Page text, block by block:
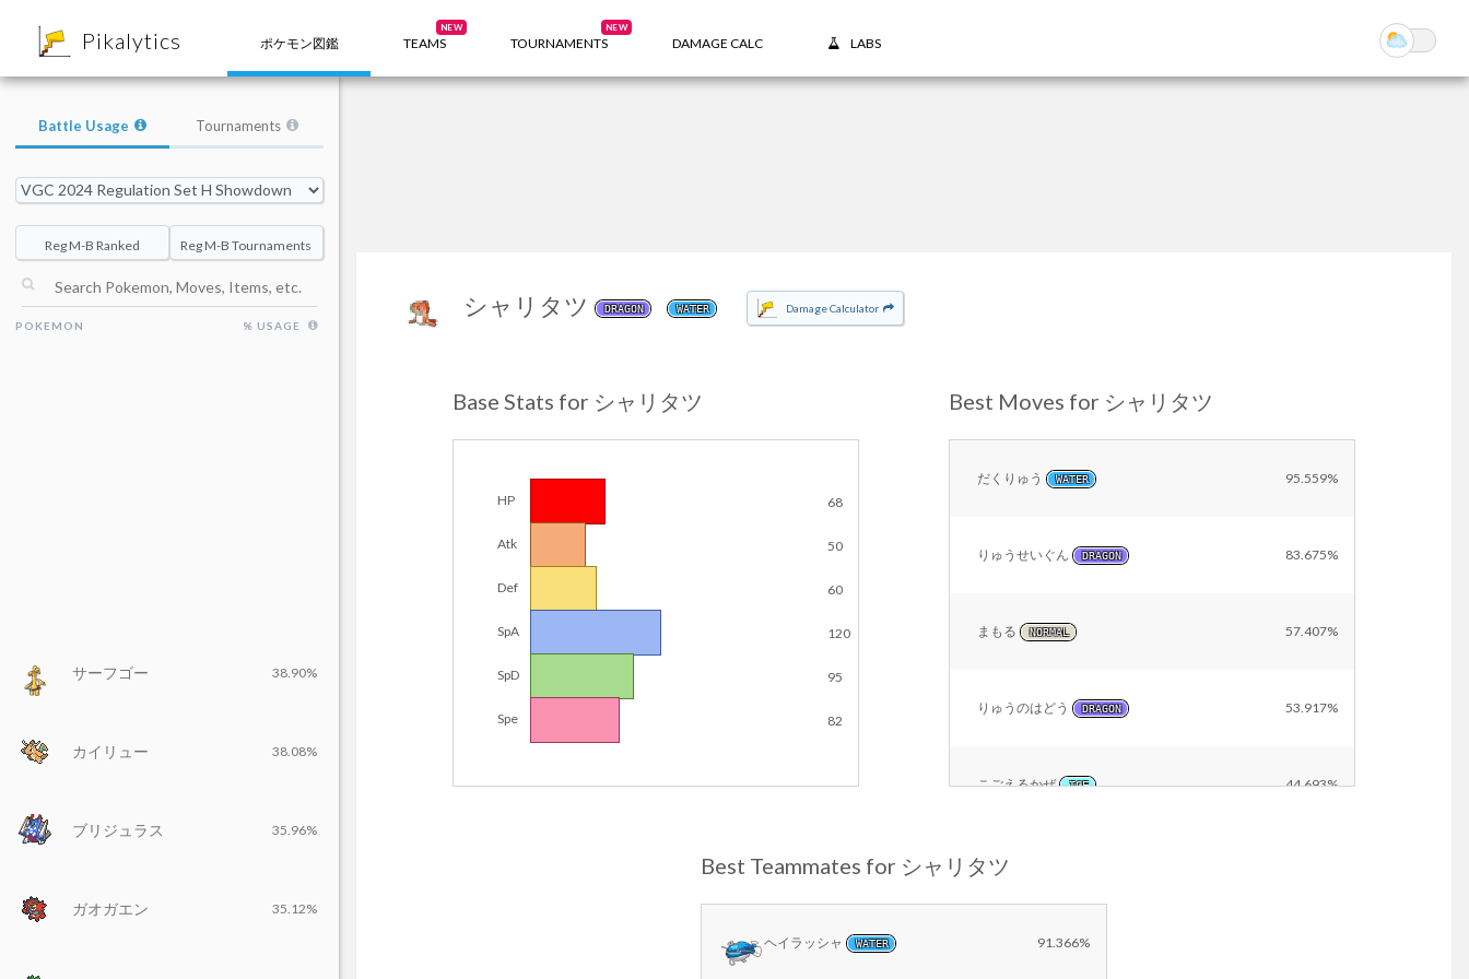
Pikalytics ポケモン図鑑 TEAMS
NEW
TOURNAMENTS
NEW
DAMAGE CALC LABS
シャリタツ DRAGON WATER Damage Calculator
Base Stats for シャリタツ
HP 68
Atk 50
Def 60
SpA 120
SpD 95
Spe 82
Best Moves for シャリタツ
だくりゅう WATER 95.559%
りゅうせいぐん DRAGON 83.675%
まもる NORMAL 57.407%
りゅうのはどう DRAGON 53.917%
こごえるかぜ ICE 44.693%
テラバースト
ちょうはつ DARK
Best Teammates for シャリタツ
ヘイラッシャ WATER 91.366%
Battle Usage Tournaments
Reg M-B Ranked Reg M-B Tournaments
POKEMON % USAGE
サーフゴー 38.90%
カイリュー 38.08%
ブリジュラス 35.96%
ガオガエン 35.12%